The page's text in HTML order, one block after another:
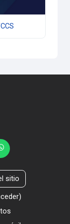
sitio
)